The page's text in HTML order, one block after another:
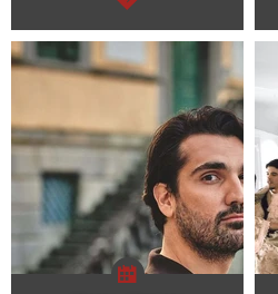
dalej